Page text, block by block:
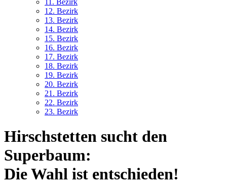
11. Bezirk
12. Bezirk
13. Bezirk
14. Bezirk
15. Bezirk
16. Bezirk
17. Bezirk
18. Bezirk
19. Bezirk
20. Bezirk
21. Bezirk
22. Bezirk
23. Bezirk
Hirschstetten sucht den
Superbaum:
Die Wahl ist entschieden!